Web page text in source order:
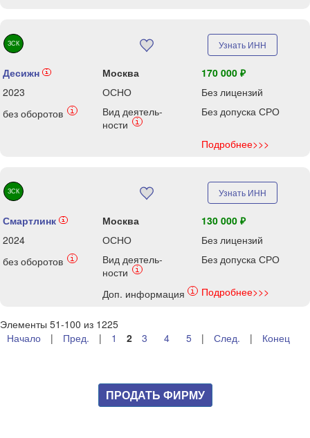
ЗСК Узнать ИНН
Десижн i Москва
170 000 ₽
2023
ОСНО
Без лицензий
без оборотов
i
Вид деятель-
ности
i
Без допуска СРО
Подробнее>>>
ЗСК Узнать ИНН
Смартлинк i Москва
130 000 ₽
2024
ОСНО
Без лицензий
без оборотов
i
Вид деятель-
ности
i
Без допуска СРО
Доп. информация i Подробнее>>>
Элементы 51-100 из 1225
Начало
| Пред. | 1 2 3 4 5 | След. | Конец
ПРОДАТЬ ФИРМУ